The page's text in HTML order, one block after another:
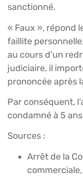
sanctionné.
« Faux », répond
faillite
au cours d’un
judiciaire, il
prononcée après
Par conséquent,
condamné à 5
Sources :
Arrêt de la